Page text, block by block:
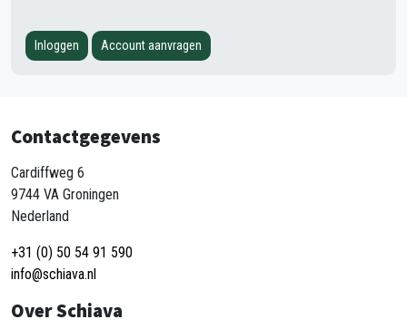
Inloggen Account aanvragen
Contactgegevens
Cardiffweg 6
9744 VA Groningen
Nederland
+31 (0) 50 54 91 590
info@schiava.nl
Over Schiava